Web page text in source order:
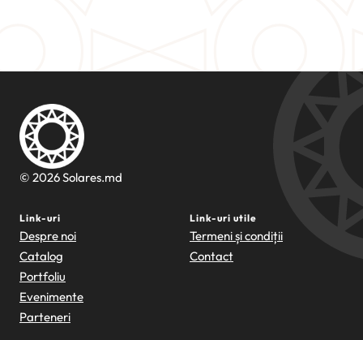
© 2026 Solares.md
Link-uri
Despre noi
Catalog
Portfoliu
Evenimente
Parteneri
Link-uri utile
Termeni și condiții
Contact